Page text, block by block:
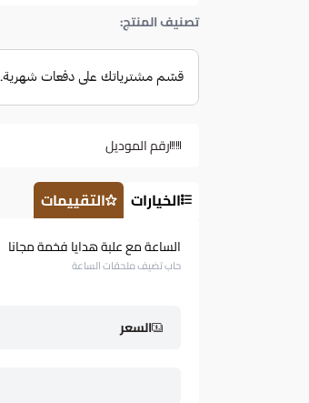
تصنيف المنتج:
رقم الموديل
الخيارات التقييمات
الساعة مع علبة هدايا فخمة مجانا
حاب تضيف ملحقات الساعة
السعر